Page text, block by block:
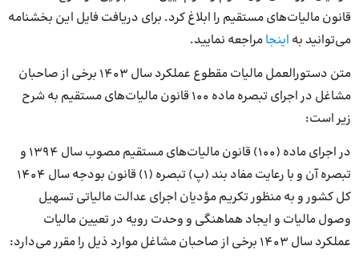
قانون مالیات‌های مستقیم را ابلاغ کرد. برای دریافت فایل این بخشنامه
می‌توانید به اینجامراجعه نمایید.
متن دستورالعمل مالیات مقطوع عملکرد سال ۱۴۰۳ برخی از صاحبان
مشاغل در اجرای تبصره ماده ۱۰۰ قانون مالیات‌های مستقیم به شرح
زیر است:
در اجرای ماده (۱۰۰) قانون مالیات‌های مستقیم مصوب سال ۱۳۹۴ و
تبصره آن و با رعایت مفاد بند (پ) تبصره (۱) قانون بودجه سال ۱۴۰۴
کل کشور و به منظور تکریم مؤدیان اجرای عدالت مالیاتی تسهیل
وصول مالیات و ایجاد هماهنگی و وحدت رویه در تعیین مالیات
عملکرد سال ۱۴۰۳ برخی از صاحبان مشاغل موارد ذیل را مقرر می‌دارد: